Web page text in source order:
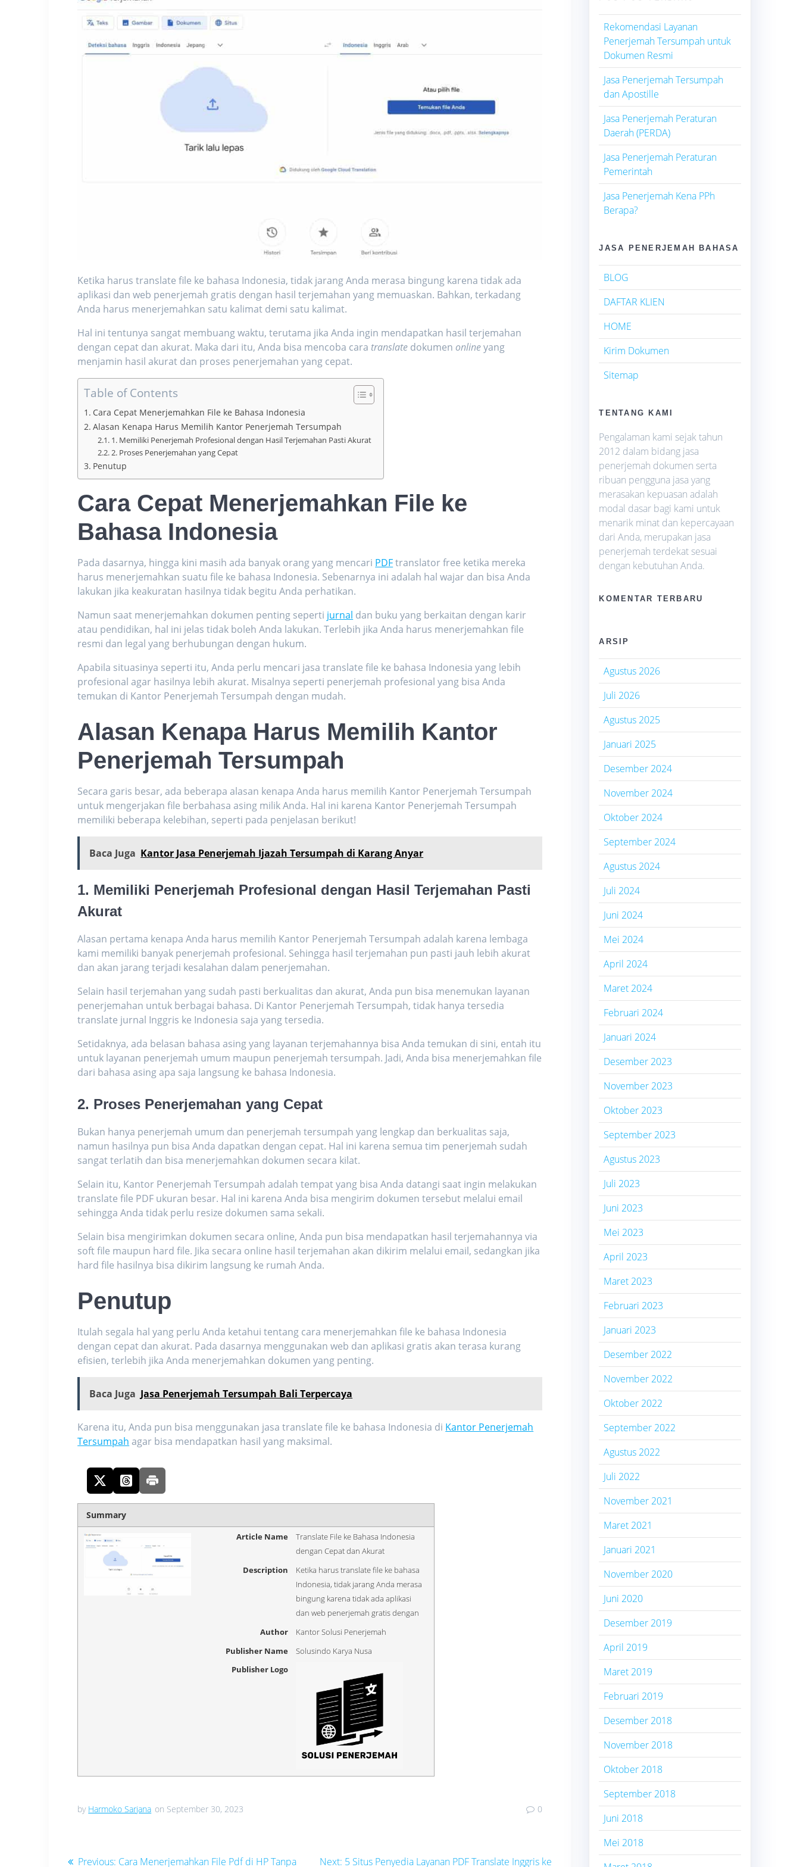
Ketika harustranslate file ke bahasa Indonesia, tidak jarang Anda merasa bingung karena tidak ada
aplikasi dan web penerjemah gratis dengan hasil terjemahan yang memuaskan. Bahkan, terkadang
Anda harus menerjemahkan satu kalimat demi satu kalimat.
Hal ini tentunya sangat membuang waktu, terutama jika Anda ingin mendapatkan hasil terjemahan
dengan cepat dan akurat. Maka dari itu, Anda bisa mencoba cara translate dokumen onlineyang
menjamin hasil akurat dan proses penerjemahan yang cepat.
Table of Contents
Cara Cepat Menerjemahkan File ke Bahasa Indonesia
Alasan Kenapa Harus Memilih Kantor Penerjemah Tersumpah
1. Memiliki Penerjemah Profesional dengan Hasil Terjemahan Pasti Akurat
2. Proses Penerjemahan yang Cepat
Penutup
Cara Cepat Menerjemahkan File ke
Bahasa Indonesia
Pada dasarnya, hingga kini masih ada banyak orang yang mencari PDFtranslator free ketika mereka
harus menerjemahkan suatu file ke bahasa Indonesia. Sebenarnya ini adalah hal wajar dan bisa Anda
lakukan jika keakuratan hasilnya tidak begitu Anda perhatikan.
Namun saat menerjemahkan dokumen penting seperti jurnal dan buku yang berkaitan dengan karir
atau pendidikan, hal ini jelas tidak boleh Anda lakukan. Terlebih jika Anda harus menerjemahkan file
resmi dan legal yang berhubungan dengan hukum.
Apabila situasinya seperti itu, Anda perlu mencari jasatranslate file ke bahasa Indonesia yang lebih
profesional agar hasilnya lebih akurat. Misalnya seperti penerjemah profesional yang bisa Anda
temukan di Kantor Penerjemah Tersumpah dengan mudah.
Alasan Kenapa Harus Memilih Kantor
Penerjemah Tersumpah
Secara garis besar, ada beberapa alasan kenapa Anda harus memilih Kantor Penerjemah Tersumpah
untuk mengerjakan file berbahasa asing milik Anda. Hal ini karena Kantor Penerjemah Tersumpah
memiliki beberapa kelebihan, seperti pada penjelasan berikut!
Baca Juga Kantor Jasa Penerjemah Ijazah Tersumpah di Karang Anyar
1. Memiliki Penerjemah Profesional dengan Hasil Terjemahan Pasti
Akurat
Alasan pertama kenapa Anda harus memilih Kantor Penerjemah Tersumpah adalah karena lembaga
kami memiliki banyak penerjemah profesional. Sehingga hasil terjemahan pun pasti jauh lebih akurat
dan akan jarang terjadi kesalahan dalam penerjemahan.
Selain hasil terjemahan yang sudah pasti berkualitas dan akurat, Anda pun bisa menemukan layanan
penerjemahan untuk berbagai bahasa. Di Kantor Penerjemah Tersumpah, tidak hanya tersedia
translate jurnal Inggris ke Indonesia saja yang tersedia.
Setidaknya, ada belasan bahasa asing yang layanan terjemahannya bisa Anda temukan di sini, entah itu
untuk layanan penerjemah umum maupun penerjemah tersumpah. Jadi, Anda bisa menerjemahkan file
dari bahasa asing apa saja langsung ke bahasa Indonesia.
2. Proses Penerjemahan yang Cepat
Bukan hanya penerjemah umum dan penerjemah tersumpah yang lengkap dan berkualitas saja,
namun hasilnya pun bisa Anda dapatkan dengan cepat. Hal ini karena semua tim penerjemah sudah
sangat terlatih dan bisa menerjemahkan dokumen secara kilat.
Selain itu, Kantor Penerjemah Tersumpah adalah tempat yang bisa Anda datangi saat ingin melakukan
translate file PDF ukuran besar. Hal ini karena Anda bisa mengirim dokumen tersebut melalui email
sehingga Anda tidak perlu resize dokumen sama sekali.
Selain bisa mengirimkan dokumen secara online, Anda pun bisa mendapatkan hasil terjemahannya via
soft file maupun hard file. Jika secara online hasil terjemahan akan dikirim melalui email, sedangkan jika
hard file hasilnya bisa dikirim langsung ke rumah Anda.
Penutup
Itulah segala hal yang perlu Anda ketahui tentang cara menerjemahkan file ke bahasa Indonesia
dengan cepat dan akurat. Pada dasarnya menggunakan web dan aplikasi gratis akan terasa kurang
efisien, terlebih jika Anda menerjemahkan dokumen yang penting.
Baca Juga Jasa Penerjemah Tersumpah Bali Terpercaya
Karena itu, Anda pun bisa menggunakan jasatranslate file ke bahasa Indonesia di Kantor Penerjemah
Tersumpah agar bisa mendapatkan hasil yang maksimal.
Summary
Article Name
Translate File ke Bahasa Indonesia
dengan Cepat dan Akurat
Description
Ketika harus translate file ke bahasa
Indonesia, tidak jarang Anda merasa
bingung karena tidak ada aplikasi
dan web penerjemah gratis dengan
Author
Kantor Solusi Penerjemah
Publisher Name
Solusindo Karya Nusa
Publisher Logo
by Harmoko Sarjana on September 30, 2023 0
Navigasi
Previous: Previous
Cara Menerjemahkan File Pdf di HP Tanpa Next: Next
5 Situs Penyedia Layanan PDF Translate Inggris ke
Rekomendasi Layanan
Penerjemah Tersumpah untuk
Dokumen Resmi
Jasa Penerjemah Tersumpah
dan Apostille
Jasa Penerjemah Peraturan
Daerah (PERDA)
Jasa Penerjemah Peraturan
Pemerintah
Jasa Penerjemah Kena PPh
Berapa?
JASA PENERJEMAH BAHASA
BLOG
DAFTAR KLIEN
HOME
Kirim Dokumen
Sitemap
TENTANG KAMI
Pengalaman kami sejak tahun
2012 dalam bidang jasa
penerjemah dokumen serta
ribuan pengguna jasa yang
merasakan kepuasan adalah
modal dasar bagi kami untuk
menarik minat dan kepercayaan
dari Anda, merupakan jasa
penerjemah terdekat sesuai
dengan kebutuhan Anda.
KOMENTAR TERBARU
ARSIP
Agustus 2026
Juli 2026
Agustus 2025
Januari 2025
Desember 2024
November 2024
Oktober 2024
September 2024
Agustus 2024
Juli 2024
Juni 2024
Mei 2024
April 2024
Maret 2024
Februari 2024
Januari 2024
Desember 2023
November 2023
Oktober 2023
September 2023
Agustus 2023
Juli 2023
Juni 2023
Mei 2023
April 2023
Maret 2023
Februari 2023
Januari 2023
Desember 2022
November 2022
Oktober 2022
September 2022
Agustus 2022
Juli 2022
November 2021
Maret 2021
Januari 2021
November 2020
Juni 2020
Desember 2019
April 2019
Maret 2019
Februari 2019
Desember 2018
November 2018
Oktober 2018
September 2018
Juni 2018
Mei 2018